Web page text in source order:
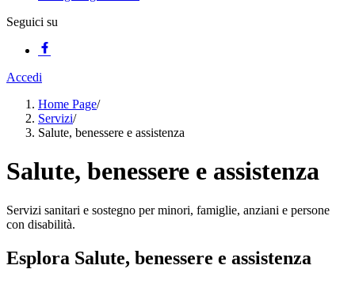
Seguici su
Accedi
Home Page/
Servizi/
Salute, benessere e assistenza
Salute, benessere e assistenza
Servizi sanitari e sostegno per minori, famiglie, anziani e persone
con disabilità.
Esplora Salute, benessere e assistenza